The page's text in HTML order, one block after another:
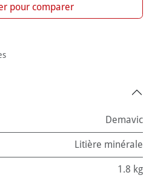
pour comparer
Demavic
Litière minérale
1.8 kg